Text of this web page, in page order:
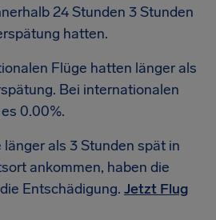
24 Stunden 3 Stunden
hatten.
Flüge hatten länger als
Bei internationalen
0.00%.
als 3 Stunden spät in
ankommen, haben die
Entschädigung. Jetzt Flug